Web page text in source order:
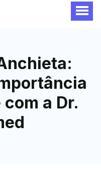
a Dr.